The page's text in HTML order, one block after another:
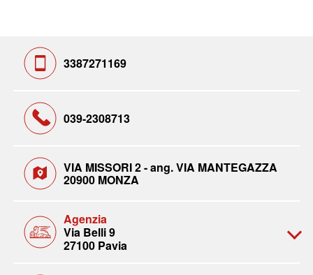
3387271169
039-2308713
VIA MISSORI 2 - ang. VIA MANTEGAZZA
20900 MONZA
Agenzia
Via Belli 9
27100 Pavia